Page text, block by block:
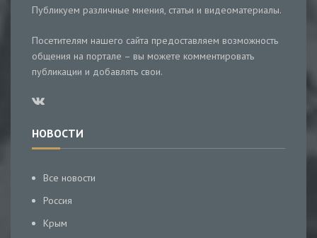
Публикуем различные мнения, статьи и видеоматериалы.
Посетителям нашего сайта предоставляем возможность
общения на портале – вы можете комментировать
публикации и добавлять свои.
НОВОСТИ
Все новости
Россия
Крым